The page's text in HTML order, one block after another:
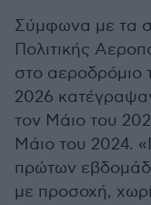
Σύμφωνα με τα
Πολιτικής
στο αεροδρόμιο
2026
τον Μάιο του
Μάιο του 2024.
πρώτων
με προσοχή,